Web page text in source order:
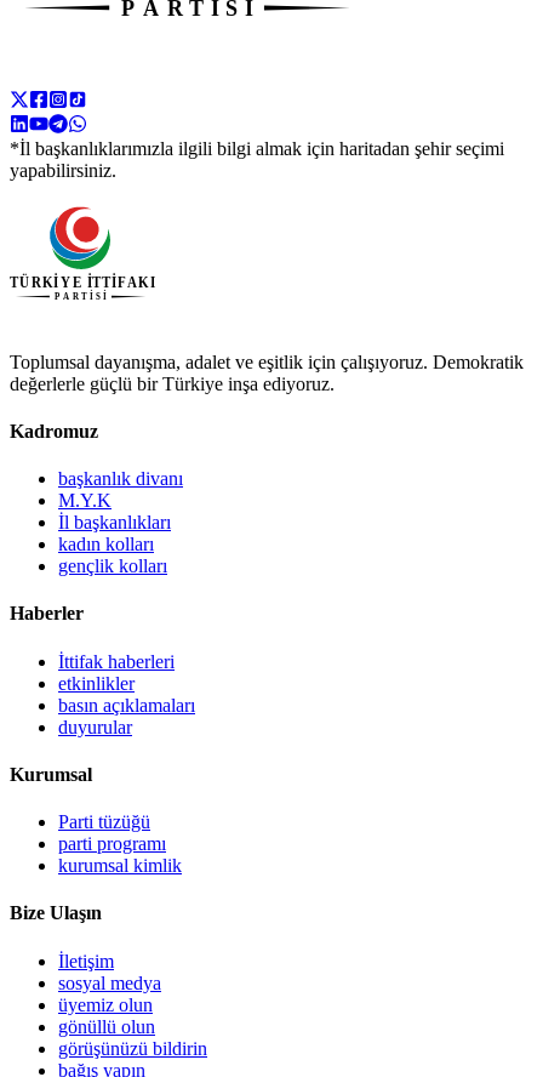
*İl başkanlıklarımızla ilgili bilgi almak için haritadan şehir seçimi
yapabilirsiniz.
Toplumsal dayanışma, adalet ve eşitlik için çalışıyoruz. Demokratik
değerlerle güçlü bir Türkiye inşa ediyoruz.
Kadromuz
başkanlık divanı
M.Y.K
İl başkanlıkları
kadın kolları
gençlik kolları
Haberler
İttifak haberleri
etkinlikler
basın açıklamaları
duyurular
Kurumsal
Parti tüzüğü
parti programı
kurumsal kimlik
Bize Ulaşın
İletişim
sosyal medya
üyemiz olun
gönüllü olun
görüşünüzü bildirin
bağış yapın